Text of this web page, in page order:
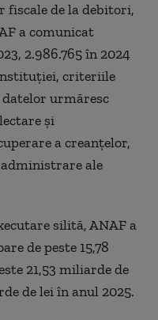
fiscale de la debitori,
a comunicat
2.986.765 în 2024
criteriile
urmăresc
şi
a creanţelor,
ale
silită, ANAF a
de peste 15,78
21,53 miliarde de
de lei în anul 2025.